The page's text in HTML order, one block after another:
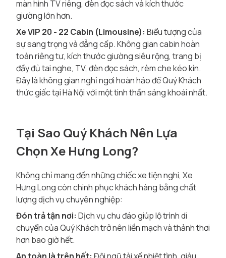
màn hình TV riêng, đèn đọc sách và kích thước
giường lớn hơn.
Xe VIP 20 - 22 Cabin (Limousine): Biểu tượng của
sự sang trọng và đẳng cấp. Không gian cabin hoàn
toàn riêng tư, kích thước giường siêu rộng, trang bị
đầy đủ tai nghe, TV, đèn đọc sách, rèm che kéo kín.
Đây là không gian nghỉ ngơi hoàn hảo để Quý Khách
thức giấc tại Hà Nội với một tinh thần sảng khoái nhất.
Tại Sao Quý Khách Nên Lựa
Chọn Xe Hưng Long?
Không chỉ mang đến những chiếc xe tiện nghi, Xe
Hưng Long còn chinh phục khách hàng bằng chất
lượng dịch vụ chuyên nghiệp:
Đón trả tận nơi: Dịch vụ chu đáo giúp lộ trình di
chuyển của Quý Khách trở nên liền mạch và thảnh thơi
hơn bao giờ hết.